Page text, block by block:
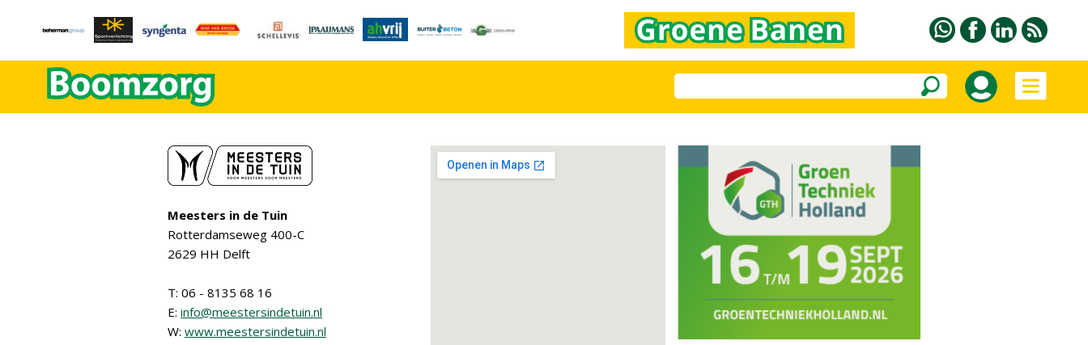
Meesters in de Tuin
Rotterdamseweg 400-C
2629 HH Delft
T: 06 - 8135 68 16
E: info@meestersindetuin.nl
W: www.meestersindetuin.nl